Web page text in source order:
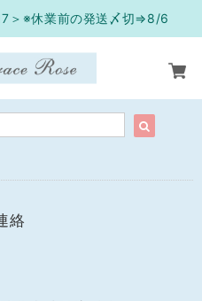
＞※休業前の発送〆切⇒8/6
絡